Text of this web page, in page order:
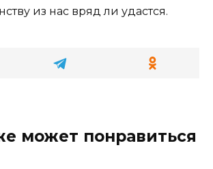
из нас вряд ли удастся.
может понравиться